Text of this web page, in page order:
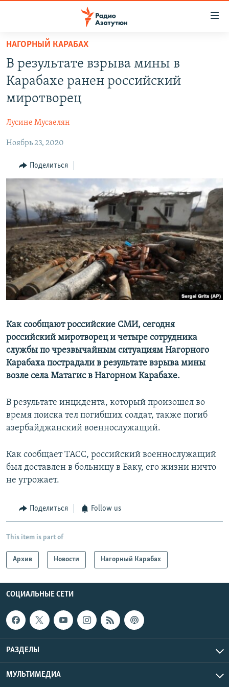
Перейти
основному
содержанию
Перейти
основной
навигации
Перейти
поиску
НОВОСТИ
ПОЛИТИКА
ЭКОНОМИКА
РЕГИОН
НАГОРНЫЙ КАРАБАХ
КУЛЬТУРА
СПОРТ
АРХИВ
Հայերեն
English
Русский
НАГОРНЫЙ КАРАБАХ
В результате взрыва мины в
Карабахе ранен российский
миротворец
Лусине Мусаелян
Ноябрь 23, 2020
Поделиться
Как сообщают российские СМИ, сегодня
российский миротворец и четыре сотрудника
службы по чрезвычайным ситуациям Нагорного
Карабаха пострадали в результате взрыва мины
возле села Матагис в Нагорном Карабахе.
В результате инцидента, который произошел во
время поиска тел погибших солдат, также погиб
азербайджанский военнослужащий.
Как сообщает ТАСС, российский военнослужащий
был доставлен в больницу в Баку, его жизни ничто
не угрожает.
Поделиться Follow us
This item is part of
Архив Новости Нагорный Карабах
СОЦИАЛЬНЫЕ СЕТИ
РАЗДЕЛЫ
МУЛЬТИМЕДИА